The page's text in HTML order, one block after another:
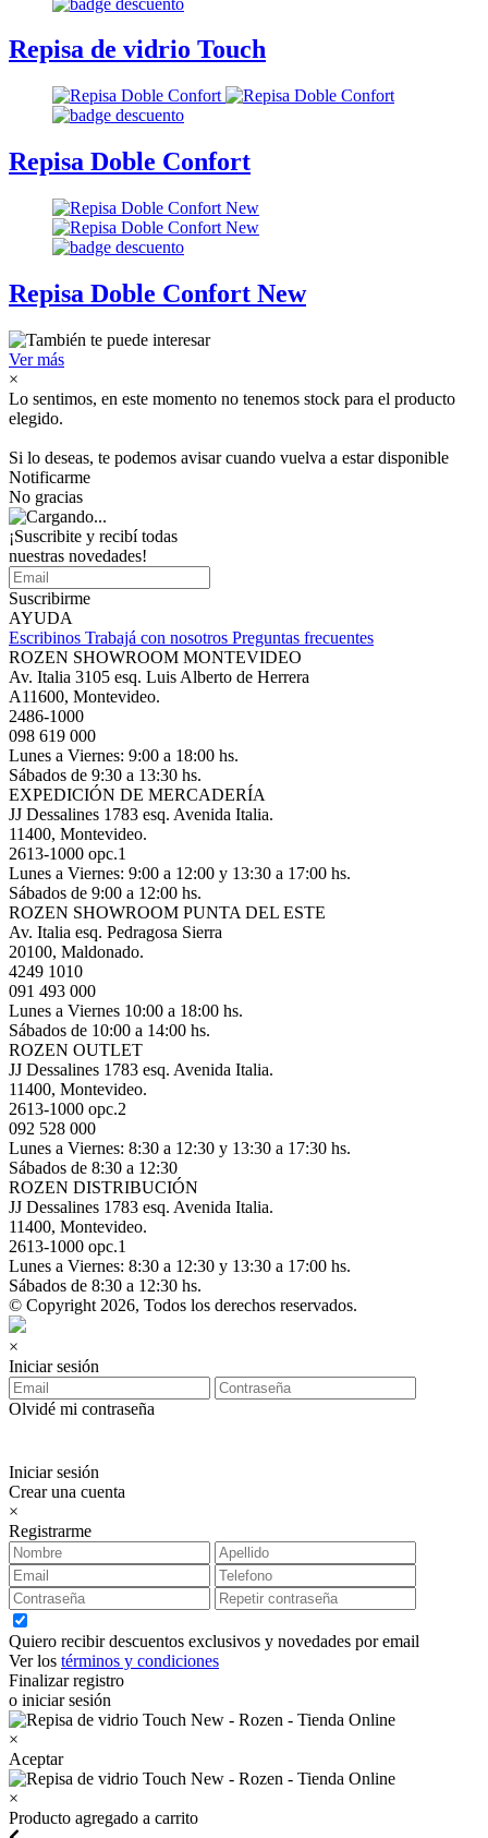
Repisa de vidrio Touch
Repisa Doble Confort
Repisa Doble Confort New
Ver más
×
Lo sentimos, en este momento no tenemos stock para el producto
elegido.
Si lo deseas, te podemos avisar cuando vuelva a estar disponible
Notificarme
No gracias
¡Suscribite y recibí todas
nuestras novedades!
Suscribirme
AYUDA
Escribinos Trabajá con nosotros Preguntas frecuentes
ROZEN SHOWROOM MONTEVIDEO
Av. Italia 3105 esq. Luis Alberto de Herrera
A11600, Montevideo.
2486-1000
098 619 000
Lunes a Viernes: 9:00 a 18:00 hs.
Sábados de 9:30 a 13:30 hs.
EXPEDICIÓN DE MERCADERÍA
JJ Dessalines 1783 esq. Avenida Italia.
11400, Montevideo.
2613-1000 opc.1
Lunes a Viernes: 9:00 a 12:00 y 13:30 a 17:00 hs.
Sábados de 9:00 a 12:00 hs.
ROZEN SHOWROOM PUNTA DEL ESTE
Av. Italia esq. Pedragosa Sierra
20100, Maldonado.
4249 1010
091 493 000
Lunes a Viernes 10:00 a 18:00 hs.
Sábados de 10:00 a 14:00 hs.
ROZEN OUTLET
JJ Dessalines 1783 esq. Avenida Italia.
11400, Montevideo.
2613-1000 opc.2
092 528 000
Lunes a Viernes: 8:30 a 12:30 y 13:30 a 17:30 hs.
Sábados de 8:30 a 12:30
ROZEN DISTRIBUCIÓN
JJ Dessalines 1783 esq. Avenida Italia.
11400, Montevideo.
2613-1000 opc.1
Lunes a Viernes: 8:30 a 12:30 y 13:30 a 17:00 hs.
Sábados de 8:30 a 12:30 hs.
© Copyright 2026, Todos los derechos reservados.
×
Iniciar sesión
Olvidé mi contraseña
Iniciar sesión
Crear una cuenta
×
Registrarme
Quiero recibir descuentos exclusivos y novedades por email
Ver los términos y condiciones
Finalizar registro
o iniciar sesión
×
Aceptar
×
Producto agregado a carrito